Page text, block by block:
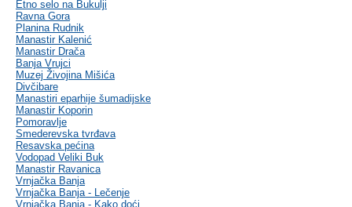
Etno selo na Bukulji
Ravna Gora
Planina Rudnik
Manastir Kalenić
Manastir Drača
Banja Vrujci
Muzej Živojina Mišića
Divčibare
Manastiri eparhije šumadijske
Manastir Koporin
Pomoravlje
Smederevska tvrđava
Resavska pećina
Vodopad Veliki Buk
Manastir Ravanica
Vrnjačka Banja
Vrnjačka Banja - Lečenje
Vrnjačka Banja - Kako doći